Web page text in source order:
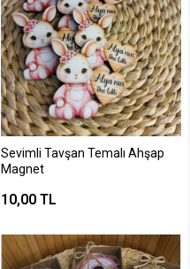
Sevimli Tavşan Temalı Ahşap
Magnet
10,00 TL